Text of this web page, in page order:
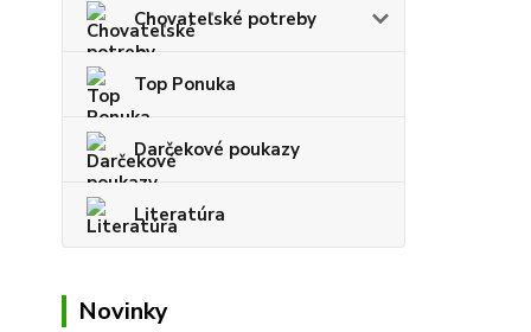
Chovateľské potreby
Top Ponuka
Darčekové poukazy
Literatúra
Novinky